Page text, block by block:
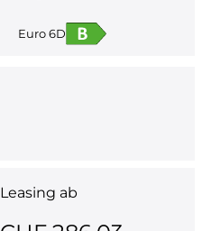
Euro 6D
Leasing ab